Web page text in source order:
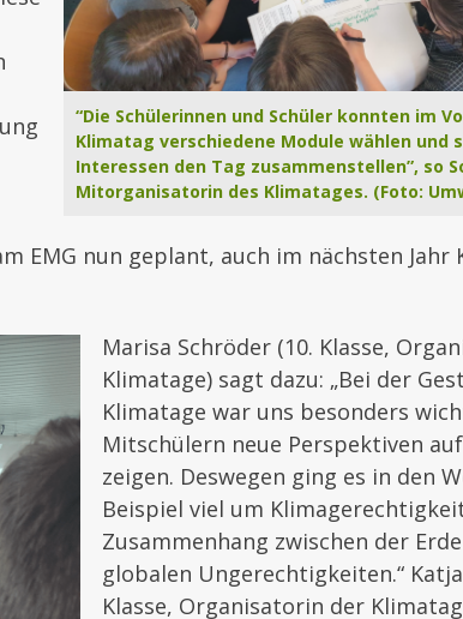
“Die Schülerinnen und Schüler konnten im
Klimatag verschiedene Module wählen und
Interessen den Tag zusammenstellen”, so
Mitorganisatorin des Klimatages. (Foto:
EMG nun geplant, auch im nächsten Jahr
Marisa Schröder (10. Klasse,
Klimatage) sagt dazu: „Bei der
Klimatage war uns besonders
Mitschülern neue Perspektiven
zeigen. Deswegen ging es in den
Beispiel viel um
Zusammenhang zwischen der
globalen Ungerechtigkeiten.“
Klasse, Organisatorin der